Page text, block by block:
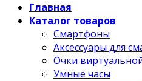
Главная
Каталог товаров
Смартфоны
Аксессуары для
Очки
Умные часы